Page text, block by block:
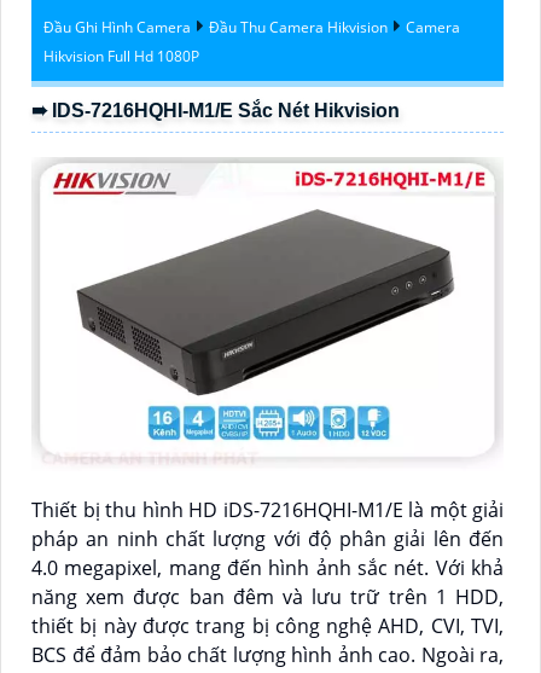
Đầu Ghi Hình Camera Đầu Thu Camera Hikvision
Camera
Hikvision Full Hd 1080P
➠ IDS-7216HQHI-M1/E Sắc Nét Hikvision
Thiết bị thu hình HD iDS-7216HQHI-M1/E là một giải
pháp an ninh chất lượng với độ phân giải lên đến
4.0 megapixel, mang đến hình ảnh sắc nét. Với khả
năng xem được ban đêm và lưu trữ trên 1 HDD,
thiết bị này được trang bị công nghệ AHD, CVI, TVI,
BCS để đảm bảo chất lượng hình ảnh cao. Ngoài ra,